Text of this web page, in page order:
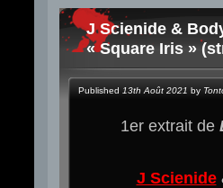
J Scienide &
« Square Iris »
Published 13th Août 2021 by
1er extrait de
J Scienide